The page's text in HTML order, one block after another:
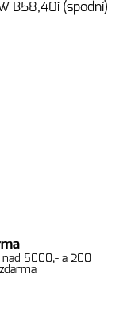
B58,40i (spodní)
nad 5000,- a 200